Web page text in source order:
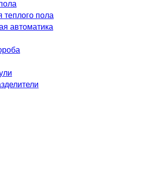
теплого пола
автоматика